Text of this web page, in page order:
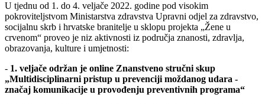
U tjednu od 1. do 4. veljače 2022. godine pod visokim
pokroviteljstvom Ministarstva zdravstva Upravni odjel za zdravstvo,
socijalnu skrb i hrvatske branitelje u sklopu projekta „Žene u
crvenom“ proveo je niz aktivnosti iz područja znanosti, zdravlja,
obrazovanja, kulture i umjetnosti:
- 1. veljače održan je online Znanstveno stručni skup
„Multidisciplinarni pristup u prevenciji moždanog udara -
značaj komunikacije u provođenju preventivnih programa“